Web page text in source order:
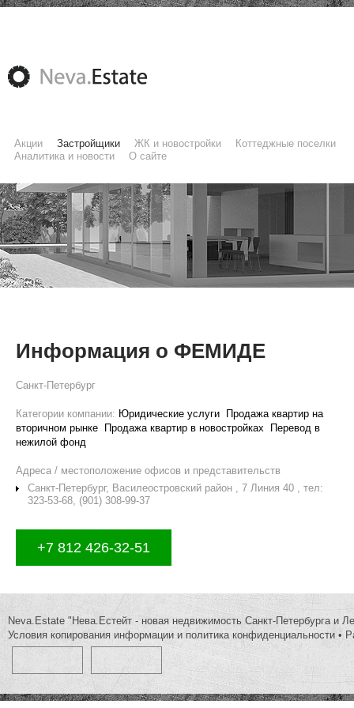
Акции Застройщики ЖК и новостройки
Коттеджные поселки
Аналитика и новости
О сайте
Информация о ФЕМИДЕ
Санкт-Петербург
Категории компании: Юридические услуги
Продажа квартир на
вторичном рынке
Продажа квартир в новостройках
Перевод в
нежилой фонд
Адреса / местоположение офисов и представительств
Санкт-Петербург, Василеостровский район , 7 Линия 40 , тел:
323-53-68, (901) 308-99-37
+7 812 426-32-51
Neva.Estate "Нева.Естейт - новая недвижимость Санкт-Петербурга и
Условия копирования информации и политика конфиденциальности •